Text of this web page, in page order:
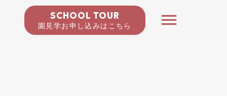
SCHOOL TOUR
園見学お申し込みはこちら menu